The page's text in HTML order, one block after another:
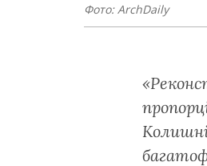
Фото: АrchDaily